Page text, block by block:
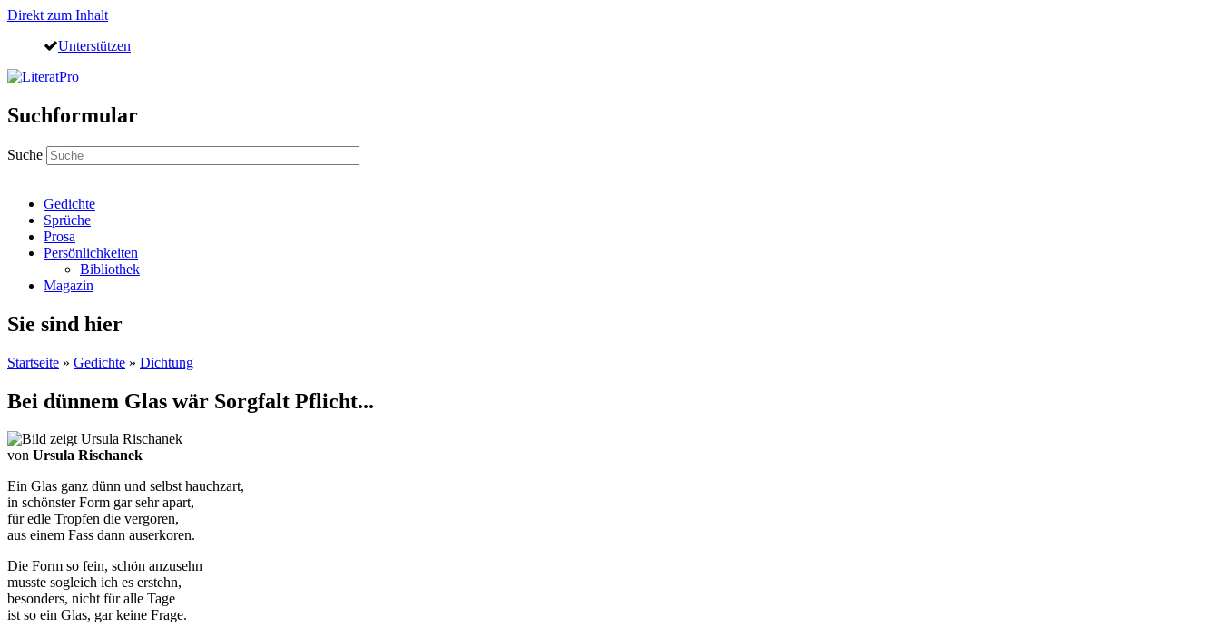
Direkt zum Inhalt
Unterstützen
Suchformular
Suche
Gedichte
Sprüche
Prosa
Persönlichkeiten
Bibliothek
Magazin
Sie sind hier
Startseite » Gedichte » Dichtung
Bei dünnem Glas wär Sorgfalt Pflicht...
von Ursula Rischanek
Ein Glas ganz dünn und selbst hauchzart,
in schönster Form gar sehr apart,
für edle Tropfen die vergoren,
aus einem Fass dann auserkoren.
Die Form so fein, schön anzusehn
musste sogleich ich es erstehn,
besonders, nicht für alle Tage
ist so ein Glas, gar keine Frage.